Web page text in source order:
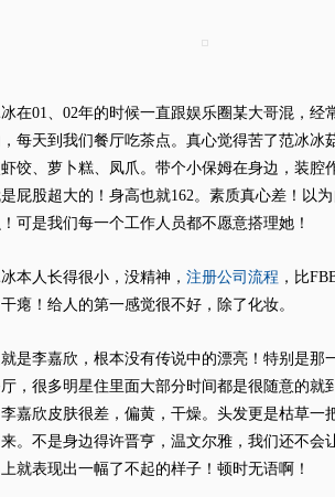
01、02年的时候一直跟娱乐圈某大哥混，经
每天到我们餐厅吃茶点。真心觉得苦了范冰冰
饺、萝卜糕、凤爪。带个小保姆在身边，装腔
屁股超大的！身高也就162。素质真心差！以
可是我们每一个工作人员都不愿意搭理她！
人长得很小，没精神， 注册公司流程 ，比
瘪！给人的第一感觉很不好，除了化妆。
李嘉欣，根本没有传说中的漂亮！特别是那
，很多明星住里面大部分时间都是很随意的就
嘉欣皮肤很差，偏黄，干燥。头发更是枯草一
。不是身边得许晋亨，温文尔雅，我们还不会
就表现出一幅了不起的样子！顿时无语啊！